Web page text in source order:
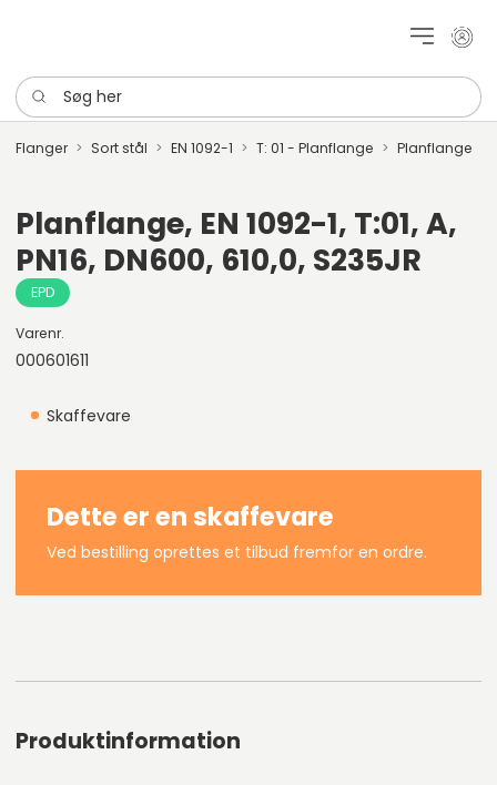
Mit
Søg her
Flanger Sort stål EN 1092-1 T: 01 - Planflange Planflange
Planflange, EN 1092-1, T:01, A,
PN16, DN600, 610,0, S235JR
EPD
Varenr.
000601611
Skaffevare
Dette er en skaffevare
Ved bestilling oprettes et tilbud fremfor en ordre.
Produktinformation